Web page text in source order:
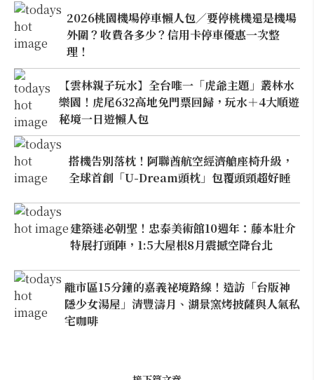
2026桃園機場停車懶人包／要停桃機還是機場
外圍？收費各多少？信用卡停車優惠一次整
理！
【雲林親子玩水】全台唯一「虎爺主題」叢林水
樂園！虎尾632高地免門票回歸，玩水＋4大順遊
秘境一日遊懶人包
搭機告別落枕！阿聯酋航空經濟艙座椅升級，
全球首創「U-Dream頭枕」包覆頭頸超好睡
建築迷必朝聖！忠泰美術館10週年：藤本壯介
特展打頭陣，1:5大屋根8月震撼空降台北
離市區15分鐘的嘉義祕境路線！造訪「台版神
隱少女湯屋」清豐濤月、湖景窯烤披薩與人氣私
宅咖啡